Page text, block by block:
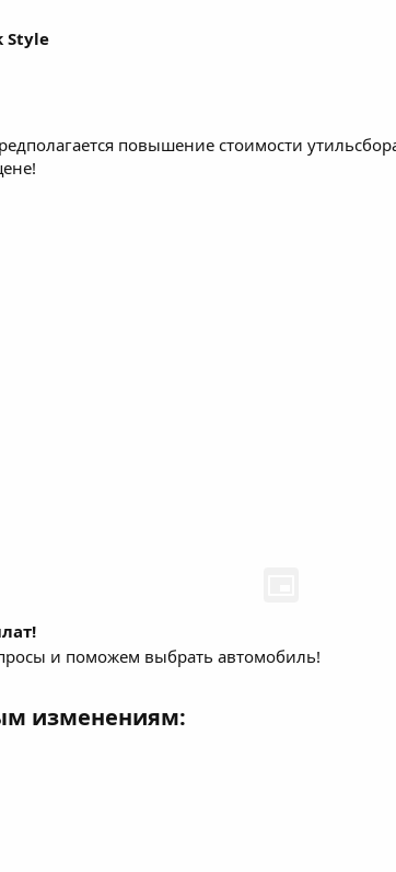
Style
повышение стоимости
и поможем выбрать автомобиль!
изменениям: